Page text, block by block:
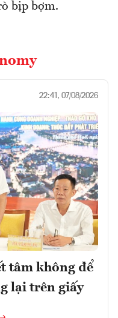
bịp bợm.
22:41, 07/08/2026
tâm không để
lại trên giấy